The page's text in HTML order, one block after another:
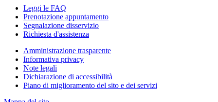
Leggi le FAQ
Prenotazione appuntamento
Segnalazione disservizio
Richiesta d'assistenza
Amministrazione trasparente
Informativa privacy
Note legali
Dichiarazione di accessibilità
Piano di miglioramento del sito e dei servizi